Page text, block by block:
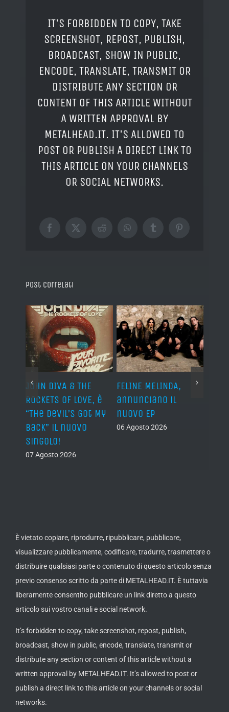
IT'S FORBIDDEN TO COPY, TAKE
SCREENSHOT, REPOST, PUBLISH,
BROADCAST, SHOW IN PUBLIC,
ENCODE, TRANSLATE, TRANSMIT OR
DISTRIBUTE ANY SECTION OR
CONTENT OF THIS ARTICLE WITHOUT
A WRITTEN APPROVAL BY
METALHEAD.IT. IT'S ALLOWED TO
POST OR PUBLISH A DIRECT LINK TO
THIS ARTICLE ON YOUR CHANNELS
OR SOCIAL NETWORKS.
Facebook
X RedditWhatsAppTumblrPinterest
Post correlati
JOHN DIVA & THE
ROCKETS OF LOVE, è
“The Devil’s Got My
Back” il nuovo
singolo!
07 Agosto 2026
FELINE MELINDA,
annunciano il
nuovo EP
06 Agosto 2026
È vietato copiare, riprodurre, ripubblicare, pubblicare,
visualizzare pubblicamente, codificare, tradurre, trasmettere o
distribuire qualsiasi parte o contenuto di questo articolo senza
previo consenso scritto da parte di METALHEAD.IT. È tuttavia
liberamente consentito pubblicare un link diretto a questo
articolo sui vostro canali e social network.
It’s forbidden to copy, take screenshot, repost, publish,
broadcast, show in public, encode, translate, transmit or
distribute any section or content of this article without a
written approval by METALHEAD.IT. It’s allowed to post or
publish a direct link to this article on your channels or social
networks.